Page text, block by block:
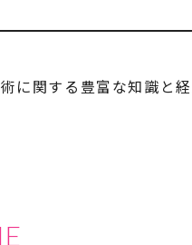
関する豊富な知識と経